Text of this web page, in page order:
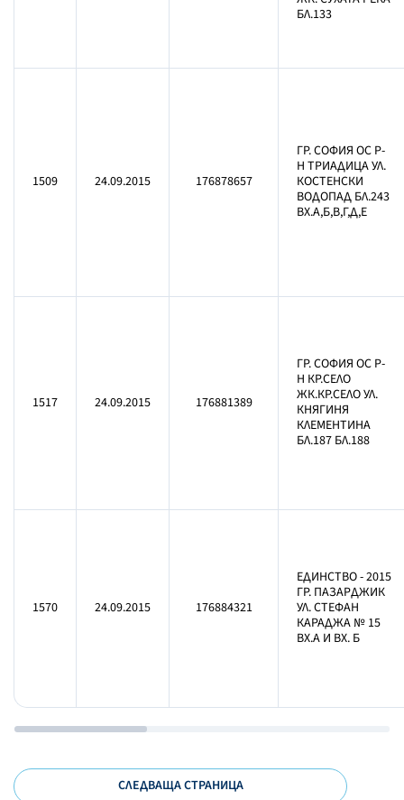
БЛ.133
1509 24.09.2015 176878657
ГР. СОФИЯ ОС Р-
Н ТРИАДИЦА УЛ.
КОСТЕНСКИ
ВОДОПАД БЛ.243
ВХ.А,Б,В,Г,Д,Е
1517 24.09.2015 176881389
ГР. СОФИЯ ОС Р-
Н КР.СЕЛО
ЖК.КР.СЕЛО УЛ.
КНЯГИНЯ
КЛЕМЕНТИНА
БЛ.187 БЛ.188
1570 24.09.2015 176884321
ЕДИНСТВО - 2015
ГР. ПАЗАРДЖИК
УЛ. СТЕФАН
КАРАДЖА № 15
ВХ.А И ВХ. Б
СЛЕДВАЩА СТРАНИЦА